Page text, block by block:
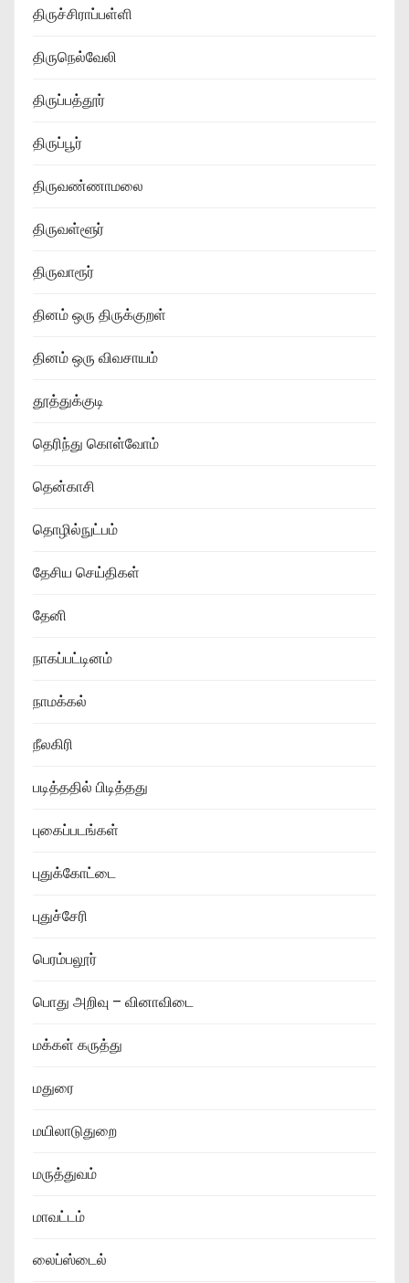
திருச்சிராப்பள்ளி
திருநெல்வேலி
திருப்பத்தூர்
திருப்பூர்
திருவண்ணாமலை
திருவள்ளூர்
திருவாரூர்
தினம் ஒரு திருக்குறள்
தினம் ஒரு விவசாயம்
தூத்துக்குடி
தெரிந்து கொள்வோம்
தென்காசி
தொழில்நுட்பம்
தேசிய செய்திகள்
தேனி
நாகப்பட்டினம்
நாமக்கல்
நீலகிரி
படித்ததில் பிடித்தது
புகைப்படங்கள்
புதுக்கோட்டை
புதுச்சேரி
பெரம்பலூர்
பொது அறிவு – வினாவிடை
மக்கள் கருத்து
மதுரை
மயிலாடுதுறை
மருத்துவம்
மாவட்டம்
லைப்ஸ்டைல்